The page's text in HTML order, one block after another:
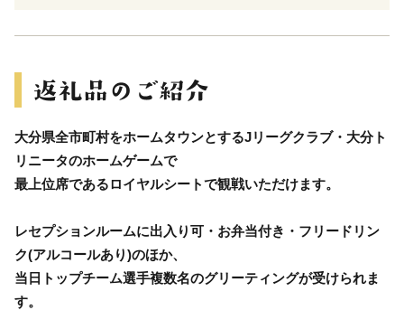
大分県全市町村をホームタウンとするJリーグクラブ・大分ト
リニータのホームゲームで
最上位席であるロイヤルシートで観戦いただけます。
レセプションルームに出入り可・お弁当付き・フリードリン
ク(アルコールあり)のほか、
当日トップチーム選手複数名のグリーティングが受けられま
す。